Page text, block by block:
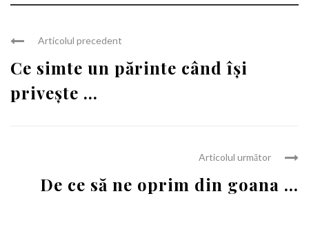
Articolul precedent
Ce simte un părinte când își
privește ...
Articolul următor
De ce să ne oprim din goana ...